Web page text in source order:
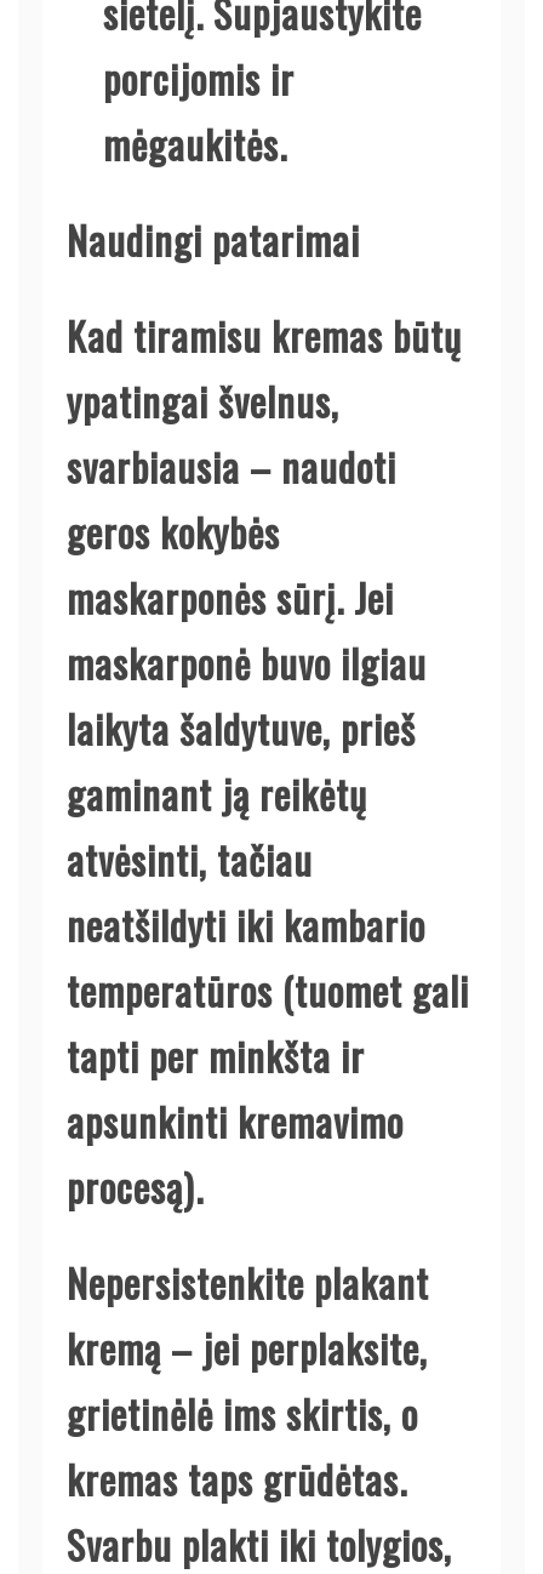
sietelį. Supjaustykite
porcijomis ir
mėgaukitės.
Naudingi patarimai
Kad tiramisu kremas būtų
ypatingai švelnus,
svarbiausia – naudoti
geros kokybės
maskarponės sūrį. Jei
maskarponė buvo ilgiau
laikyta šaldytuve, prieš
gaminant ją reikėtų
atvėsinti, tačiau
neatšildyti iki kambario
temperatūros (tuomet gali
tapti per minkšta ir
apsunkinti kremavimo
procesą).
Nepersistenkite plakant
kremą – jei perplaksite,
grietinėlė ims skirtis, o
kremas taps grūdėtas.
Svarbu plakti iki tolygios,